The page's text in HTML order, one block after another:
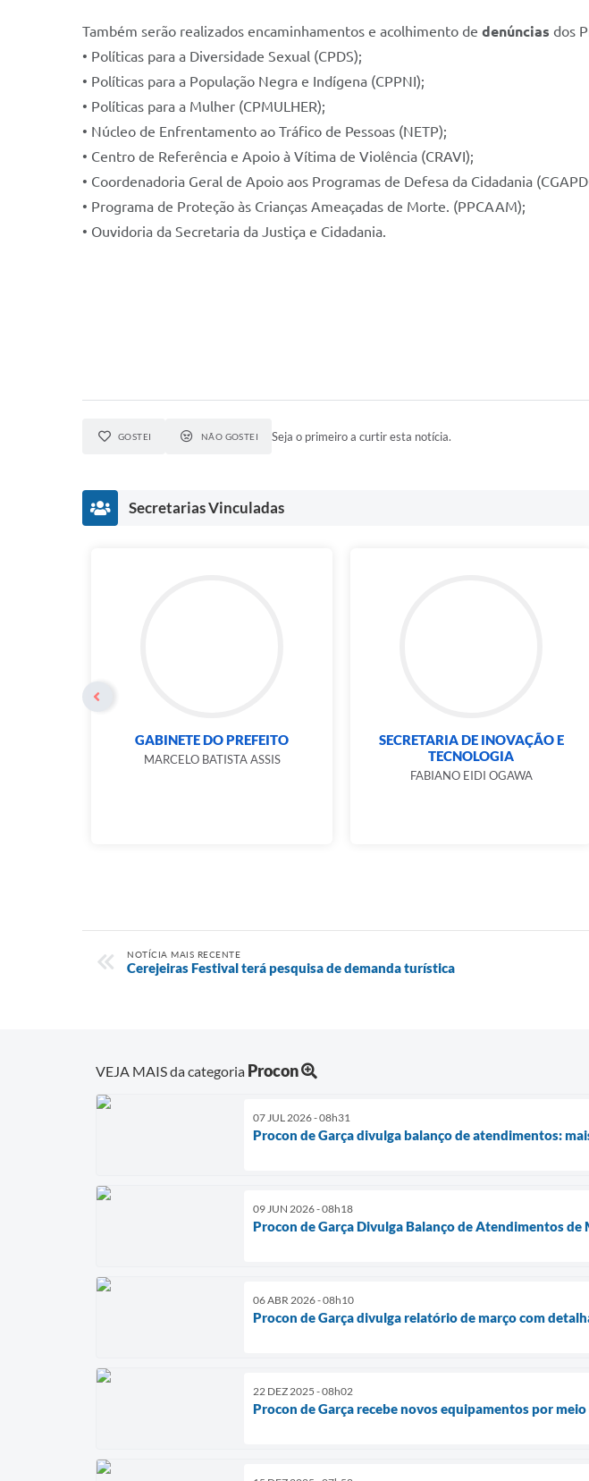
Também serão realizados encaminhamentos e acolhimento de denúncias dos
• Políticas para a Diversidade Sexual (CPDS);
• Políticas para a População Negra e Indígena (CPPNI);
• Políticas para a Mulher (CPMULHER);
• Núcleo de Enfrentamento ao Tráfico de Pessoas (NETP);
• Centro de Referência e Apoio à Vítima de Violência (CRAVI);
• Coordenadoria Geral de Apoio aos Programas de Defesa da Cidadania
• Programa de Proteção às Crianças Ameaçadas de Morte. (PPCAAM);
• Ouvidoria da Secretaria da Justiça e Cidadania.
GOSTEI NÃO GOSTEI Seja o primeiro a curtir esta notícia.
Secretarias Vinculadas
GABINETE DO PREFEITO
MARCELO BATISTA ASSIS
SECRETARIA DE INOVAÇÃO E
TECNOLOGIA
FABIANO EIDI OGAWA
NOTÍCIA MAIS RECENTE
Cerejeiras Festival terá pesquisa de demanda turística
VEJA MAIS da categoria Procon
07 JUL 2026 - 08h31
Procon de Garça divulga balanço de atendimentos:
09 JUN 2026 - 08h18
Procon de Garça Divulga Balanço de Atendimentos
06 ABR 2026 - 08h10
Procon de Garça divulga relatório de março com
22 DEZ 2025 - 08h02
Procon de Garça recebe novos equipamentos por